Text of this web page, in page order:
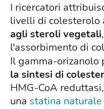
I ricercatori
livelli di colesterolo
agli steroli vegetali
l'assorbimento di
Il gamma-orizanolo
la sintesi di
HMG-CoA
una statina naturale